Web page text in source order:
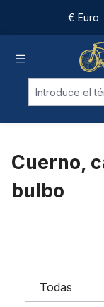
Saltar al contenido
€ Euro
Cuerno,
bulbo
Todas